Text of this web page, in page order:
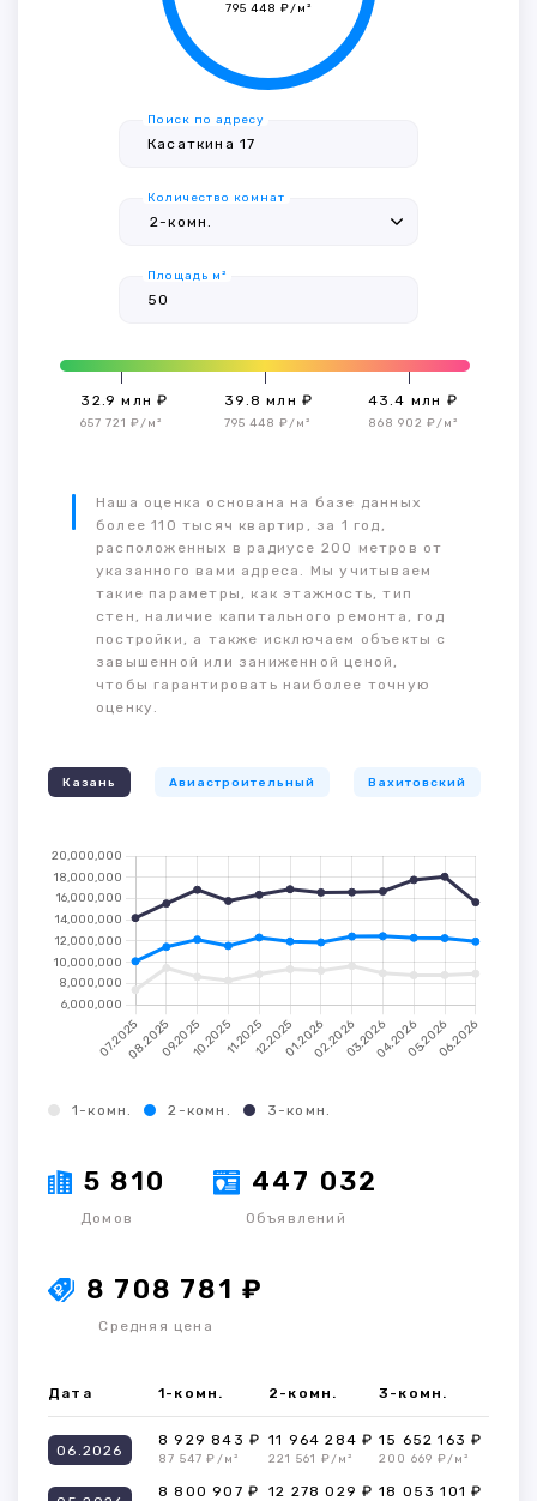
795 448 ₽/м²
Поиск по адресу
Количество комнат
Площадь м²
32.9 млн ₽
657 721 ₽/м²
39.8 млн ₽
795 448 ₽/м²
43.4 млн ₽
868 902 ₽/м²
Наша оценка основана на базе данных
более 110 тысяч квартир, за 1 год,
расположенных в радиусе 200 метров от
указанного вами адреса. Мы учитываем
такие параметры, как этажность, тип
стен, наличие капитального ремонта, год
постройки, а также исключаем объекты с
завышенной или заниженной ценой,
чтобы гарантировать наиболее точную
оценку.
Казань Авиастроительный Вахитовский
1-комн. 2-комн. 3-комн.
5 810
Домов
447 032
Объявлений
8 708 781 ₽
Средняя цена
Дата 1-комн. 2-комн. 3-комн.
06.2026
8 929 843 ₽
87 547 ₽/м²
11 964 284 ₽
221 561 ₽/м²
15 652 163 ₽
200 669 ₽/м²
8 800 907 ₽ 12 278 029 ₽ 18 053 101 ₽